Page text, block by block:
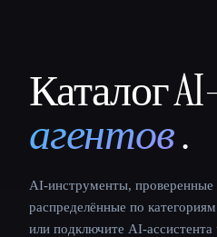
That AI Collection
Каталог
агентов.
AI-инструменты,
распределённые по
или подключите AI-ассистента